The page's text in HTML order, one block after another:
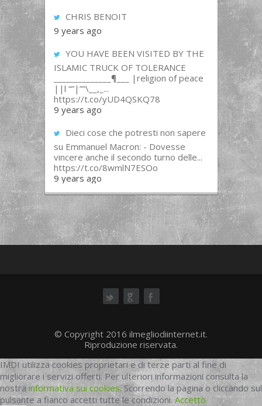
CHRIS BENOIT
9 years ago
YOU HAVE BEEN VISITED BY THE
ISLAMIC TRUCK OF TOLERANCE
______________¶___ |religion of peace
||l “”|””\__,_...
https://t.co/yUD4QSKQ78
9 years ago
Dieci cose che potresti non sapere
su Emmanuel Macron: - Dovesse
vincere anche il secondo turno delle...
https://t.co/8wmlN7ESOo
9 years ago
© Copyright 2016 ilmegliodiinternet.it.
Riproduzione riservata.
IMDI utilizza cookies proprietari e di terze parti al fine di
migliorare i servizi offerti. Per ulteriori informazioni consulta la
nostrainformativa sui cookies. Scorrendo la pagina o cliccando sul
pulsante a fianco accetti tutte le condizioni.Accetto